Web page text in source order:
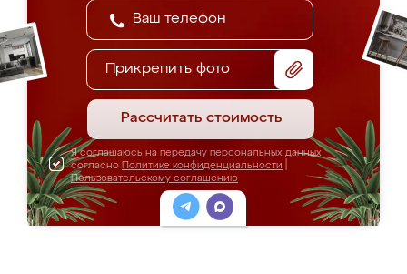
Прикрепить фото
Рассчитать стоимость
Я соглашаюсь на передачу персональных данных
согласно Политике конфиденциальности
Пользовательскому соглашению